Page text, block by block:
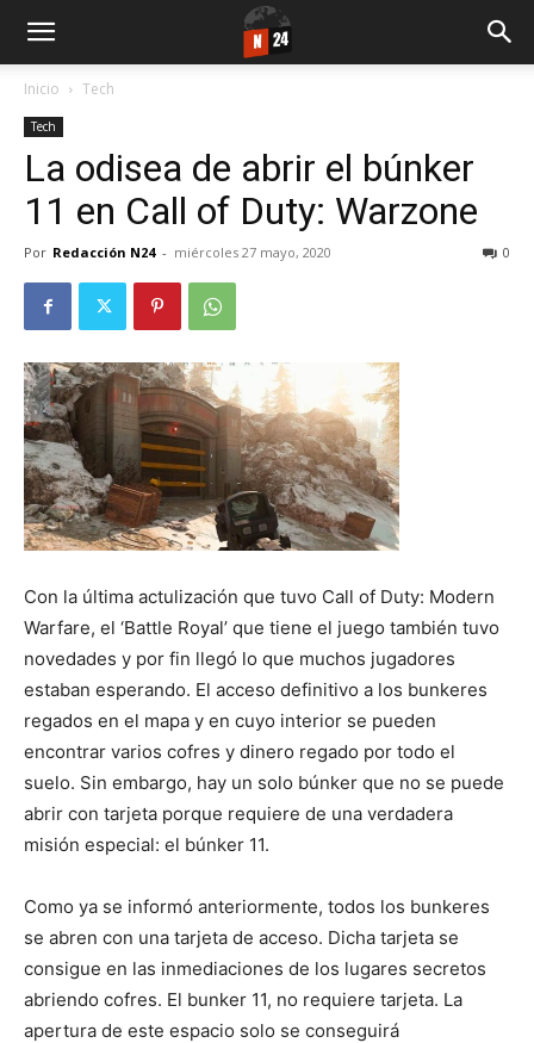
Inicio Tech
Tech
La odisea de abrir el búnker
11 en Call of Duty: Warzone
Por Redacción N24 - miércoles 27 mayo, 2020 0
Con la última actulización que tuvo Call of Duty: Modern
Warfare, el ‘Battle Royal’ que tiene el juego también tuvo
novedades y por fin llegó lo que muchos jugadores
estaban esperando. El acceso definitivo a los bunkeres
regados en el mapa y en cuyo interior se pueden
encontrar varios cofres y dinero regado por todo el
suelo. Sin embargo, hay un solo búnker que no se puede
abrir con tarjeta porque requiere de una verdadera
misión especial: el búnker 11.
Como ya se informó anteriormente, todos los bunkeres
se abren con una tarjeta de acceso. Dicha tarjeta se
consigue en las inmediaciones de los lugares secretos
abriendo cofres. El bunker 11, no requiere tarjeta. La
apertura de este espacio solo se conseguirá